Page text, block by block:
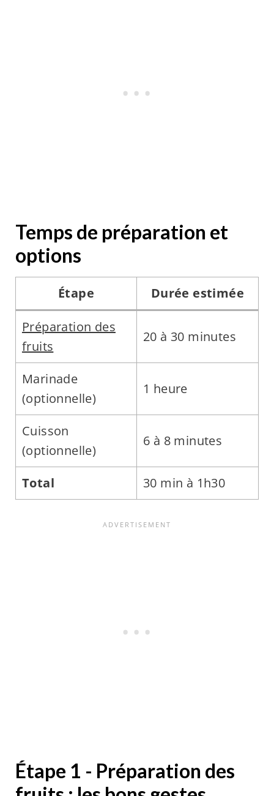
Temps de préparation et
options
Étape Durée estimée
Préparation des
fruits
20 à 30 minutes
Marinade
(optionnelle)
1 heure
Cuisson
(optionnelle)
6 à 8 minutes
Total 30 min à 1h30
Étape 1 - Préparation des